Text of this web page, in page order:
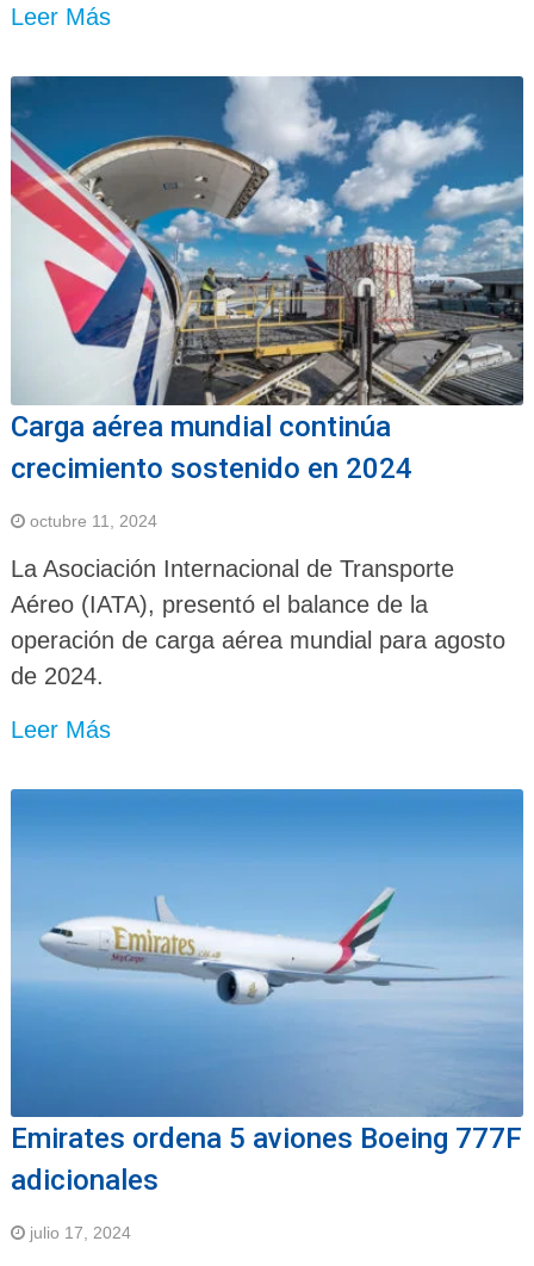
Leer Más
Carga aérea mundial continúa
crecimiento sostenido en 2024
octubre 11, 2024
La Asociación Internacional de Transporte
Aéreo (IATA), presentó el balance de la
operación de carga aérea mundial para agosto
de 2024.
Leer Más
Emirates ordena 5 aviones Boeing 777F
adicionales
julio 17, 2024